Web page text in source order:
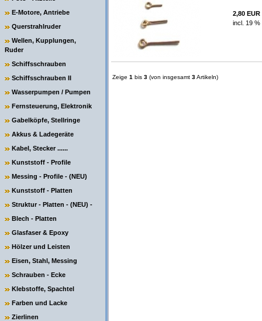
E-Motore, Antriebe
Querstrahlruder
Wellen, Kupplungen,
Ruder
Schiffsschrauben
Schiffsschrauben II
Wasserpumpen / Pumpen
Fernsteuerung, Elektronik
Gabelköpfe, Stellringe
Akkus & Ladegeräte
Kabel, Stecker ......
Kunststoff - Profile
Messing - Profile - (NEU)
Kunststoff - Platten
Struktur - Platten - (NEU) -
Blech - Platten
Glasfaser & Epoxy
Hölzer und Leisten
Eisen, Stahl, Messing
Schrauben - Ecke
Klebstoffe, Spachtel
Farben und Lacke
Zierlinen
2,80 EUR
incl. 19 %
Zeige 1 bis 3 (von insgesamt 3Artikeln)